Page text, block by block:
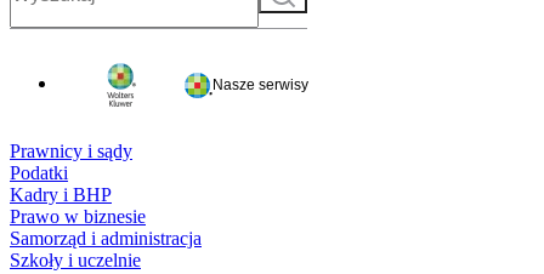
Nasze serwisy
Prawnicy i sądy
Podatki
Kadry i BHP
Prawo w biznesie
Samorząd i administracja
Szkoły i uczelnie